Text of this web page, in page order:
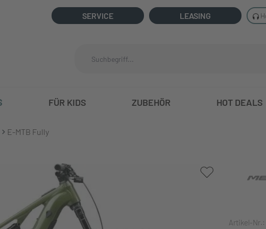
SERVICE LEASING
FÜR KIDS ZUBEHÖR HOT DEALS
E-MTB Fully
Artikel-Nr.: